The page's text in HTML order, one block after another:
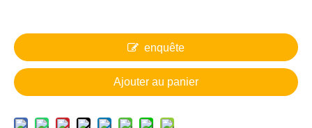
enquête
Ajouter au panier